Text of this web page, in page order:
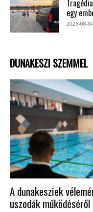
egy
2026-08-
DUNAKESZI SZEMMEL
A dunakesziek
uszodák működéséről